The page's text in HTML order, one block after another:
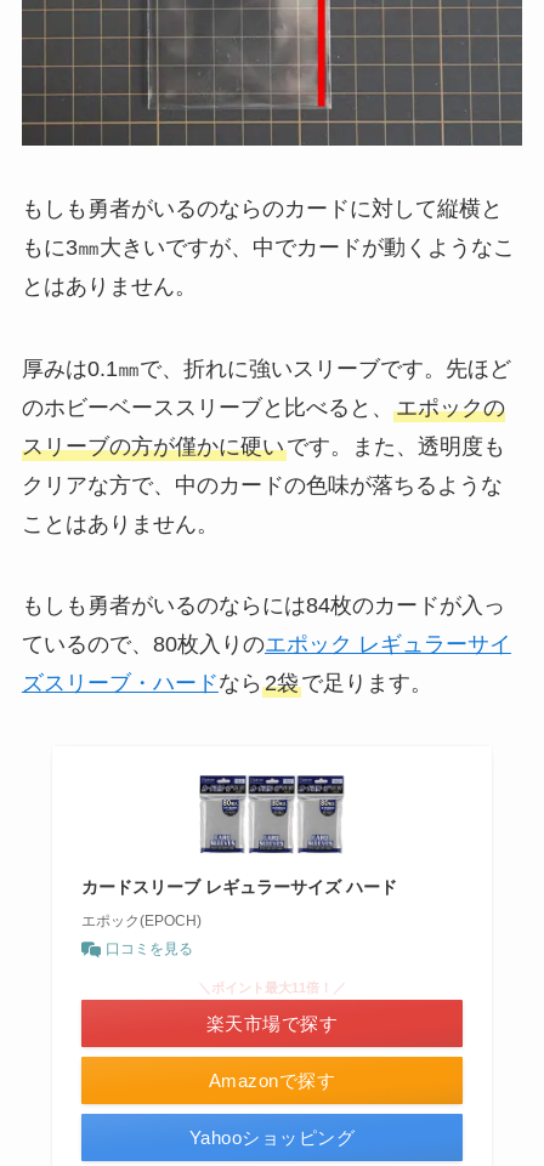
もしも勇者がいるのならのカードに対して縦横と
もに3㎜大きいですが、中でカードが動くようなこ
とはありません。
厚みは0.1㎜で、折れに強いスリーブです。先ほど
のホビーベーススリーブと比べると、 エポックの
スリーブの方が僅かに硬いです。また、透明度も
クリアな方で、中のカードの色味が落ちるような
ことはありません。
もしも勇者がいるのならには84枚のカードが入っ
ているので、80枚入りのエポック レギュラーサイ
ズスリーブ・ハードなら 2袋で足ります。
カードスリーブ レギュラーサイズ ハード
エポック(EPOCH)
口コミを見る
Amazonで探す
＼ポイント最大11倍！／
楽天市場で探す
Yahooショッピング